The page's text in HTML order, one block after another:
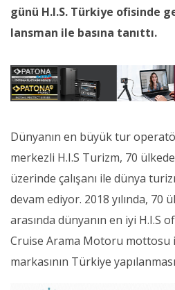
günü H.I.S. Türkiye ofisinde
lansman ile basına tanıttı.
Dünyanın en büyük tur
merkezli H.I.S Turizm, 70
üzerinde çalışanı ile dünya
devam ediyor. 2018 yılında, 70
arasında dünyanın en iyi H.I.S
Cruise Arama Motoru mottosu
markasının Türkiye